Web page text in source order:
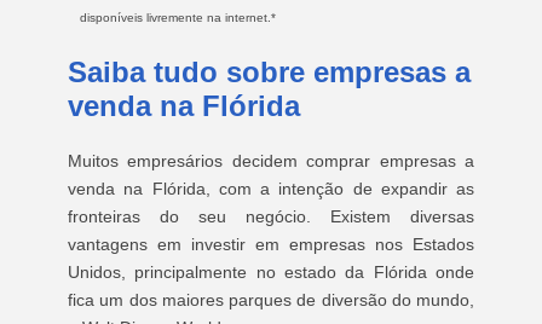
disponíveis livremente na internet.*
Saiba tudo sobre empresas a
venda na Flórida
Muitos empresários decidem comprar empresas a
venda na Flórida, com a intenção de expandir as
fronteiras do seu negócio. Existem diversas
vantagens em investir em empresas nos Estados
Unidos, principalmente no estado da Flórida onde
fica um dos maiores parques de diversão do mundo,